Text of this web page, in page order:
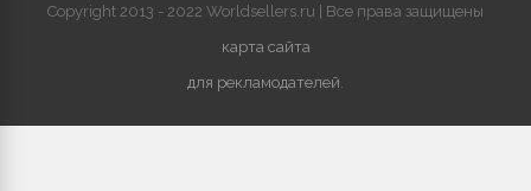
Copyright 2013 - 2022 Worldsellers.ru | Все права защищены
карта сайта
для рекламодателей